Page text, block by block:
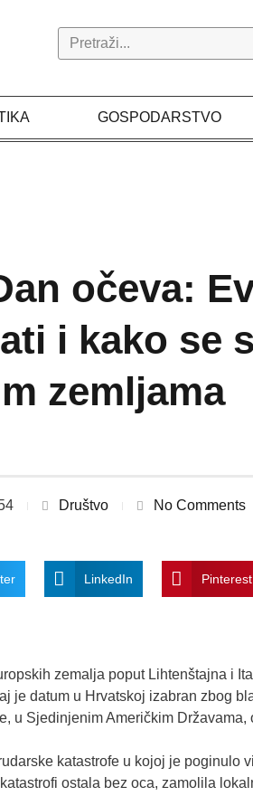
Search
GOSPODARSTVO
očeva:
i kako se
zemljama
Društvo No Comments
LinkedIn Pinterest
zemalja poput Lihtenštajna i
je datum u Hrvatskoj izabran zbog
u Sjedinjenim Američkim
katastrofe u kojoj je poginulo
ostala bez oca, zamolila